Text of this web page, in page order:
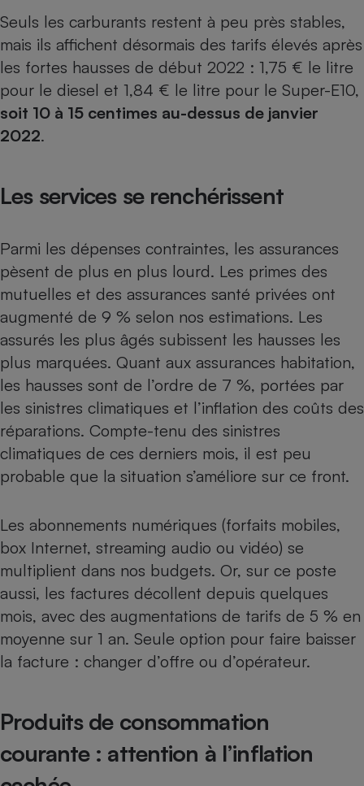
Seuls les carburants restent à peu près stables,
mais ils affichent désormais des tarifs élevés après
les fortes hausses de début 2022 : 1,75 € le litre
pour le diesel et 1,84 € le litre pour le Super-E10,
soit 10 à 15 centimes au-dessus de janvier
2022.
Les services se renchérissent
Parmi les dépenses contraintes, les assurances
pèsent de plus en plus lourd. Les primes des
mutuelles et des assurances santé privées ont
augmenté de 9 % selon nos estimations. Les
assurés les plus âgés subissent les hausses les
plus marquées. Quant aux assurances habitation,
les hausses sont de l’ordre de 7 %, portées par
les sinistres climatiques et l’inflation des coûts des
réparations. Compte-tenu des sinistres
climatiques de ces derniers mois, il est peu
probable que la situation s’améliore sur ce front.
Les abonnements numériques (forfaits mobiles,
box Internet, streaming audio ou vidéo) se
multiplient dans nos budgets. Or, sur ce poste
aussi, les factures décollent depuis quelques
mois, avec des augmentations de tarifs de 5 % en
moyenne sur 1 an. Seule option pour faire baisser
la facture : changer d’offre ou d’opérateur.
Produits de consommation
courante : attention à l’inflation